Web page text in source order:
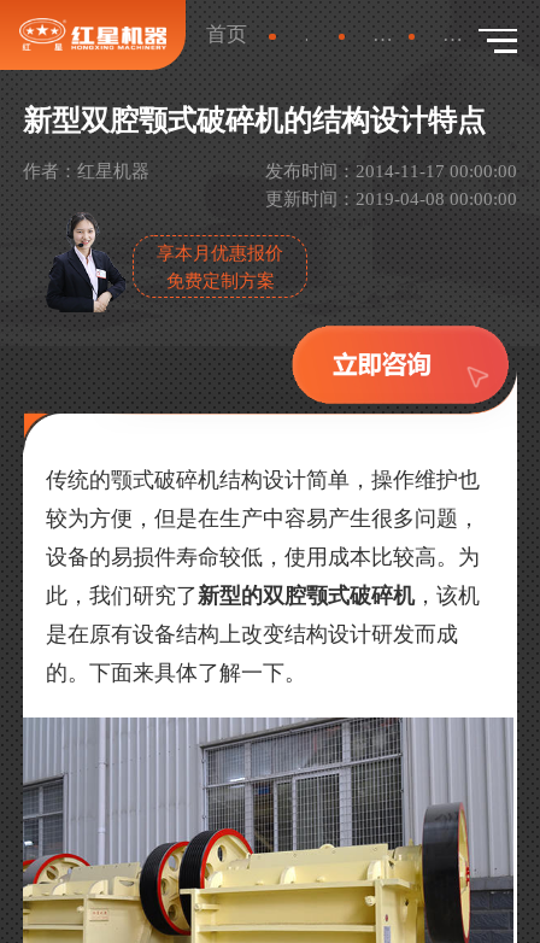
首页 新闻 产品新闻 详情
新型双腔颚式破碎机的结构设计特点
作者：红星机器
发布时间：2014-11-17 00:00:00
更新时间：2019-04-08 00:00:00
享本月优惠报价
免费定制方案
传统的颚式破碎机结构设计简单，操作维护也
较为方便，但是在生产中容易产生很多问题，
设备的易损件寿命较低，使用成本比较高。为
此，我们研究了新型的双腔颚式破碎机，该机
是在原有设备结构上改变结构设计研发而成
的。下面来具体了解一下。